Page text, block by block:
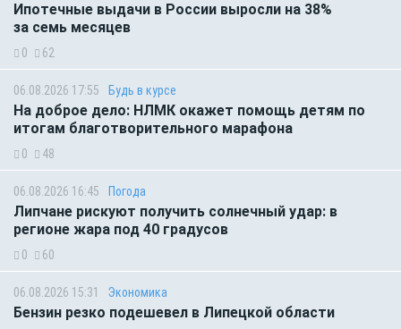
Ипотечные выдачи в России выросли на 38%
за семь месяцев
0 62
06.08.2026 17:55 Будь в курсе
На доброе дело: НЛМК окажет помощь детям по
итогам благотворительного марафона
0 48
06.08.2026 16:45 Погода
Липчане рискуют получить солнечный удар: в
регионе жара под 40 градусов
0 60
06.08.2026 15:31 Экономика
Бензин резко подешевел в Липецкой области